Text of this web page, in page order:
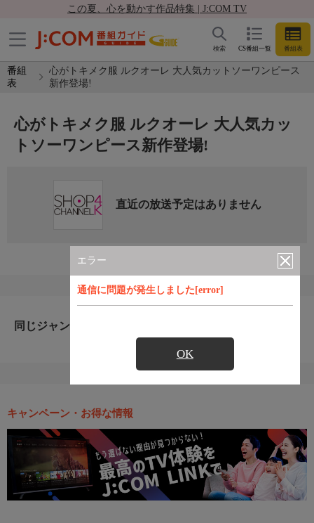
この夏、心を動かす作品特集 | J:COM TV
CS番組一覧 番組表
検索
番組
表
心がトキメク服 ルクオーレ 大人気カットソーワンピース
新作登場!
エラー
通信に問題が発生しました[error]
OK
心がトキメク服 ルクオーレ 大人気カッ
トソーワンピース新作登場!
直近の放送予定はありません
同じジャンルのおすすめ番組
キャンペーン・お得な情報